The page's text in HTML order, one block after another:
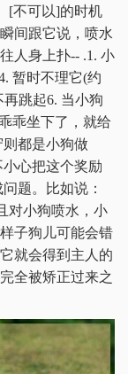
[不可以]的时机
间跟它说，喷水
人身上扑-- .1. 小
暂时不理它(约
跳起6. 当小狗
乖坐下了，就给
都是小狗做
心把这个奖励
题。比如说：
对小狗喷水，小
子狗儿可能会错
就会得到主人的
全被矫正过来之